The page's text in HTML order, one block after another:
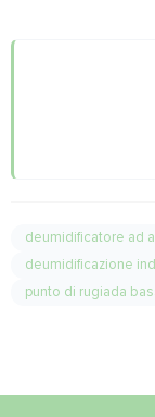
deumidificatore ad
deumidificazione
punto di rugiada